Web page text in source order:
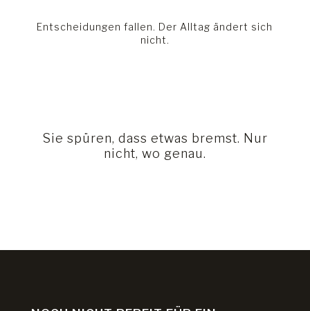
Entscheidungen fallen. Der Alltag ändert sich
nicht.
Sie spüren, dass etwas bremst. Nur
nicht, wo genau.